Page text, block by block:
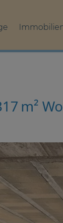
m²